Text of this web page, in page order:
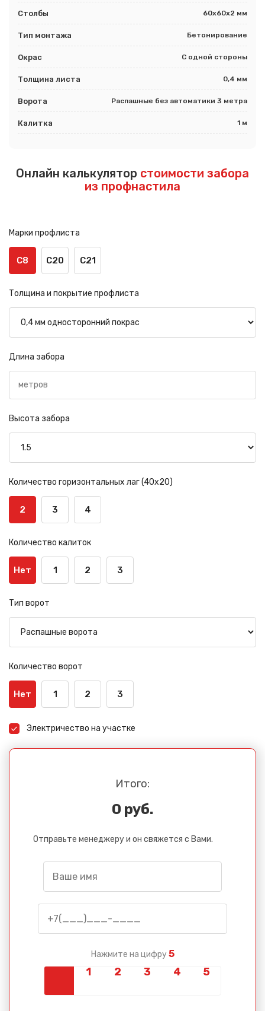
Столбы 60х60х2 мм
Тип монтажа Бетонирование
Окрас С одной стороны
Толщина листа 0,4 мм
Ворота Распашные без автоматики 3 метра
Калитка 1 м
Онлайн калькулятор стоимости забора
из профнастила
Марки профлиста
С8 С20 С21
Толщина и покрытие профлиста
Длина забора
Высота забора
Количество горизонтальных лаг (40х20)
2 3 4
Количество калиток
Нет 1 2 3
Тип ворот
Количество ворот
Нет 1 2 3
Электричество на участке
Итого:
0 руб.
Отправьте менеджеру и он свяжется с Вами.
Нажмите на цифру 5